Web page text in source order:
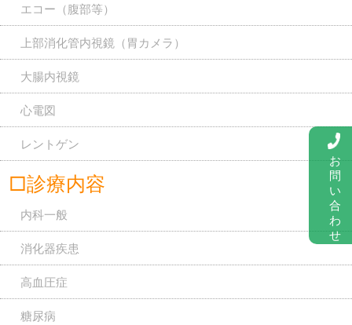
お
問
い
合
わ
せ
エコー（腹部等）
上部消化管内視鏡（胃カメラ）
大腸内視鏡
心電図
レントゲン
□診療内容
内科一般
消化器疾患
高血圧症
糖尿病